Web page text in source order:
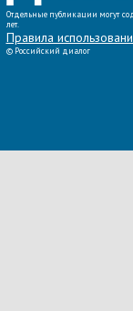
Отдельные публикации могут
лет.
Правила
© Российский диалог